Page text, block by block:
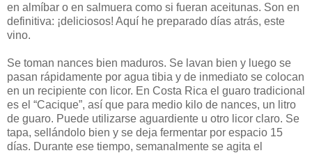
en almíbar o en salmuera como si fueran aceitunas. Son en
definitiva: ¡deliciosos! Aquí he preparado días atrás, este
vino.
Se toman nances bien maduros. Se lavan bien y luego se
pasan rápidamente por agua tibia y de inmediato se colocan
en un recipiente con licor. En Costa Rica el guaro tradicional
es el “Cacique”, así que para medio kilo de nances, un litro
de guaro. Puede utilizarse aguardiente u otro licor claro. Se
tapa, sellándolo bien y se deja fermentar por espacio 15
días. Durante ese tiempo, semanalmente se agita el